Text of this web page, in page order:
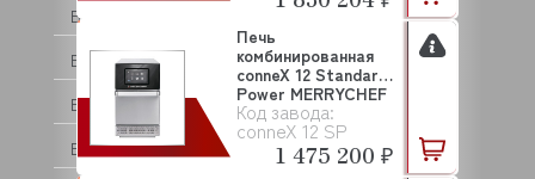
BEST FOR
BIZERBA
BLANCO
BONGARD
Код завода:
conneX 12 SP
Печь
комбинированная
conneX 12 Standard
Power MERRYCHEF
1 475 200 ₽